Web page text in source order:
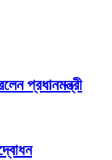
প্রধানমন্ত্রী